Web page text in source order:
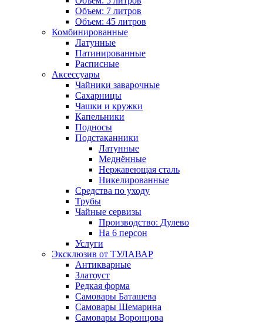
Объем: 7 литров
Объем: 45 литров
Комбинированные
Латунные
Патинированные
Расписные
Аксессуары
Чайники заварочные
Сахарницы
Чашки и кружки
Капельники
Подносы
Подстаканники
Латунные
Меднённые
Нержавеющая сталь
Никелированные
Средства по уходу
Трубы
Чайные сервизы
Производство: Дулево
На 6 персон
Услуги
Эксклюзив от ТУЛАВАР
Антикварные
Златоуст
Редкая форма
Самовары Баташева
Самовары Шемарина
Самовары Воронцова